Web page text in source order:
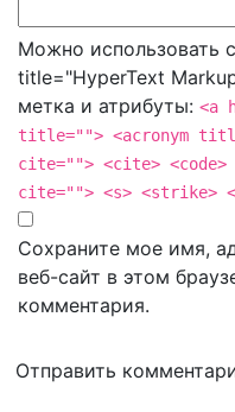
Можно использовать
title="HyperText
метка и атрибуты: <a
title=""> <acronym
cite=""> <cite> <code>
cite=""> <s> <strike>
Сохраните мое имя,
веб-сайт в этом
комментария.
Отправить